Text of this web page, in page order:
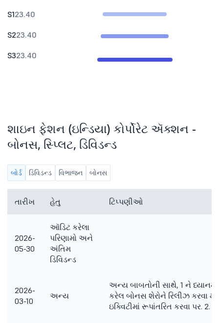
S123.40
S223.40
S323.40
શાઇન ફેશન (ઇન્ડિયા) કોર્પોરેટ ઍક્શન -
બોનસ, સ્પ્લિટ, ડિવિડન્ડ
બોર્ડ ડિવિડન્ડ વિભાજન બોનસ
તારીખ હેતુ ટિપ્પણીઓ
2026-
05-30
ઑડિટ કરેલા
પરિણામો અને
અંતિમ
ડિવિડન્ડ
2026-
03-10
અન્ય
અન્ય બાબતોની સાથે, 1 ને
કરેલ બોનસ શેરોને રિલીઝ કરવા
ઇક્વિટીમાં રૂપાંતરિત કરવા પર.